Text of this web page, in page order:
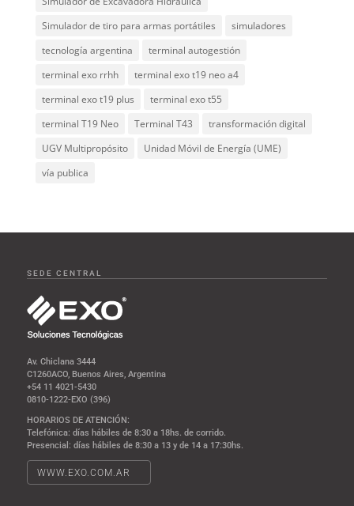
Simulador de tiro para armas portátiles
simuladores
tecnología argentina
terminal autogestión
terminal exo rrhh
terminal exo t19 neo a4
terminal exo t19 plus
terminal exo t55
terminal T19 Neo
Terminal T43
transformación digital
UGV Multipropósito
Unidad Móvil de Energía (UME)
vía publica
SEDE CENTRAL
Av. Chiclana 3444
C1260ACO, Buenos Aires, Argentina
+54 11 4021-5430
0810-1222-EXO (396)
HORARIOS DE ATENCIÓN:
Telefónica: días hábiles de 8:30 a 18hs. de corrido.
Presencial: días hábiles de 8:30 a 13 y de 14 a 17:30hs.
WWW.EXO.COM.AR